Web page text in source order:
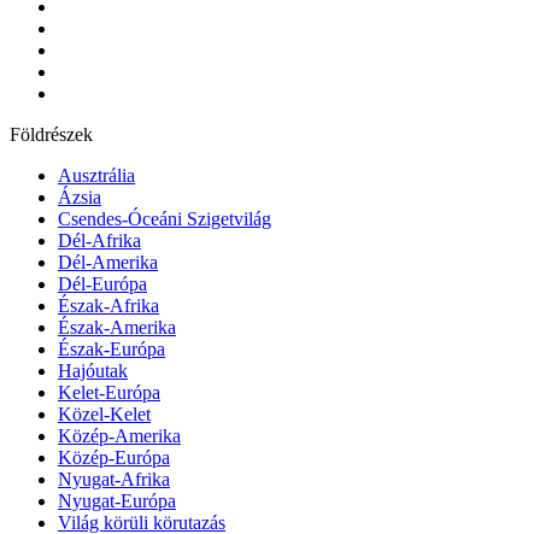
Földrészek
Ausztrália
Ázsia
Csendes-Óceáni Szigetvilág
Dél-Afrika
Dél-Amerika
Dél-Európa
Észak-Afrika
Észak-Amerika
Észak-Európa
Hajóutak
Kelet-Európa
Közel-Kelet
Közép-Amerika
Közép-Európa
Nyugat-Afrika
Nyugat-Európa
Világ körüli körutazás